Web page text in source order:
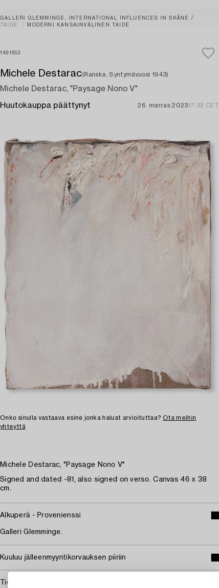
GALLERI GLEMMINGE, INTERNATIONAL INFLUENCES IN SKÅNE
TAIDE
MODERNI KANSAINVÄLINEN TAIDE
1491953
Michele Destarac(Ranska, Syntymävuosi 1943)
Michele Destarac, "Paysage Nono V"
Huutokauppa päättynyt 26. marras 202317:32 CET
Onko sinulla vastaava esine jonka haluat arvioituttaa? Ota meihin
yhteyttä
Michele Destarac, "Paysage Nono V"
Signed and dated -81, also signed on verso. Canvas 46 x 38
cm.
Alkuperä - Provenienssi
Galleri Glemminge.
Kuuluu jälleenmyyntikorvauksen piiriin
Tietoa ostamisesta